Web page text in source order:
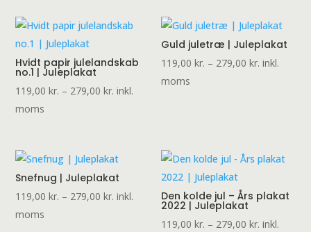
Hvidt papir julelandskab
no.1 | Juleplakat
119,00kr. – 279,00kr. Prisinterval:
inkl.
moms
Guld juletræ | Juleplakat
119,00kr. – 279,00kr. Prisinterval:
inkl.
moms
Snefnug | Juleplakat
119,00kr. – 279,00kr. Prisinterval:
inkl.
moms
Den kolde jul – Års plakat
2022 | Juleplakat
119,00kr. – 279,00kr. Prisinterval:
inkl.